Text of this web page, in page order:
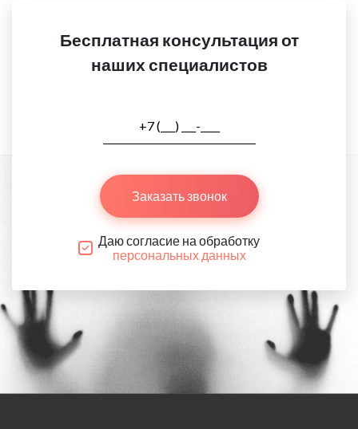
Бесплатная консультация от
наших специалистов
Заказать звонок
Даю согласие на обработку
персональных данных